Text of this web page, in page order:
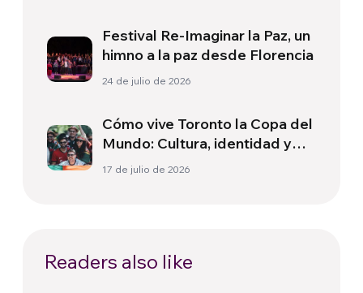
Festival Re-Imaginar la Paz, un
himno a la paz desde Florencia
24 de julio de 2026
Cómo vive Toronto la Copa del
Mundo: Cultura, identidad y
política más allá del terreno
17 de julio de 2026
Readers also like